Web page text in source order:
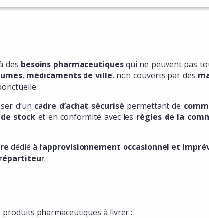
des besoins pharmaceutiques qui ne peuvent pas
, médicaments de ville, non couverts par des
d’un cadre d’achat sécurisé permettant de
stock et en conformité avec les règles de la
dédié à l’approvisionnement occasionnel et
.
pharmaceutiques à livrer :